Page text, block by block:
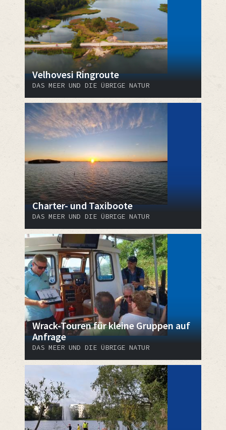
Velhovesi Ringroute
DAS MEER UND DIE ÜBRIGE NATUR
Charter- und Taxiboote
DAS MEER UND DIE ÜBRIGE NATUR
Wrack-Touren für kleine Gruppen auf
Anfrage
DAS MEER UND DIE ÜBRIGE NATUR